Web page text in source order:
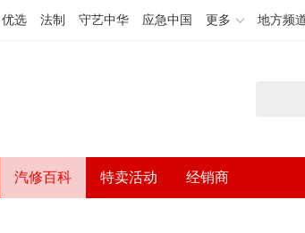
优选 法制 守艺中华 应急中国 更多 地方频
汽修百科 特卖活动 经销商